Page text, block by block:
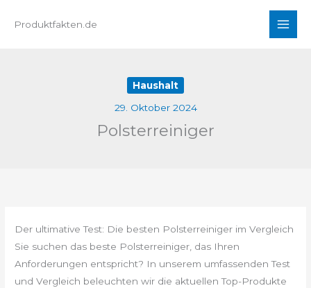
InhaltProduktfakten.de
Haushalt
29. Oktober 2024
Polsterreiniger
Der ultimative Test: Die besten Polsterreiniger im Vergleich
Sie suchen das beste Polsterreiniger, das Ihren
Anforderungen entspricht? In unserem umfassenden Test
und Vergleich beleuchten wir die aktuellen Top-Produkte